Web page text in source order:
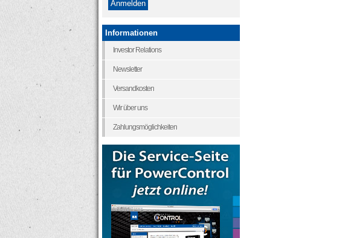
Informationen
Investor Relations
Newsletter
Versandkosten
Wir über uns
Zahlungsmöglichkeiten